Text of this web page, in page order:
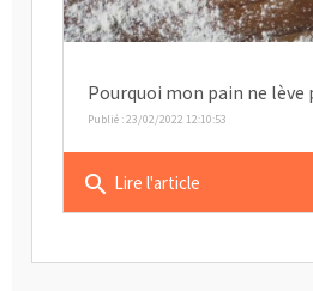
Pourquoi mon pain ne lève
Publié : 23/02/2022 12:10:53
search Lire l'article